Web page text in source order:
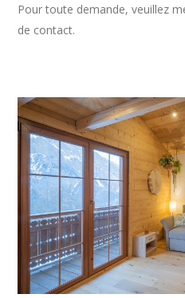
Pour toute demande, veuillez
de contact.